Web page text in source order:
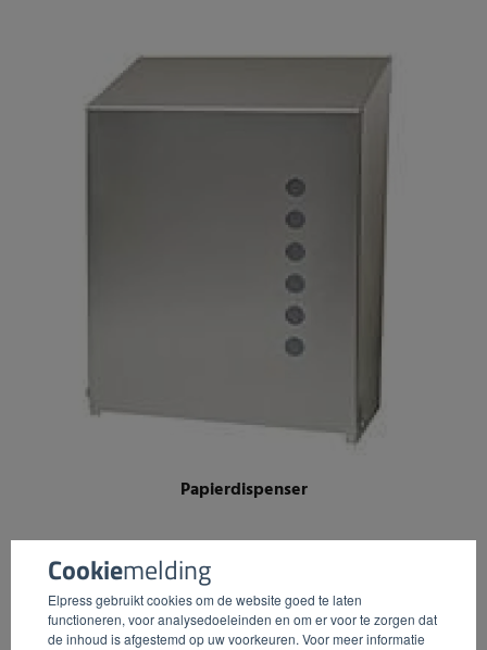
Cookiemelding
Elpress gebruikt cookies om de website goed te laten
functioneren, voor analysedoeleinden en om er voor te zorgen dat
de inhoud is afgestemd op uw voorkeuren. Voor meer informatie
Papierdispenser